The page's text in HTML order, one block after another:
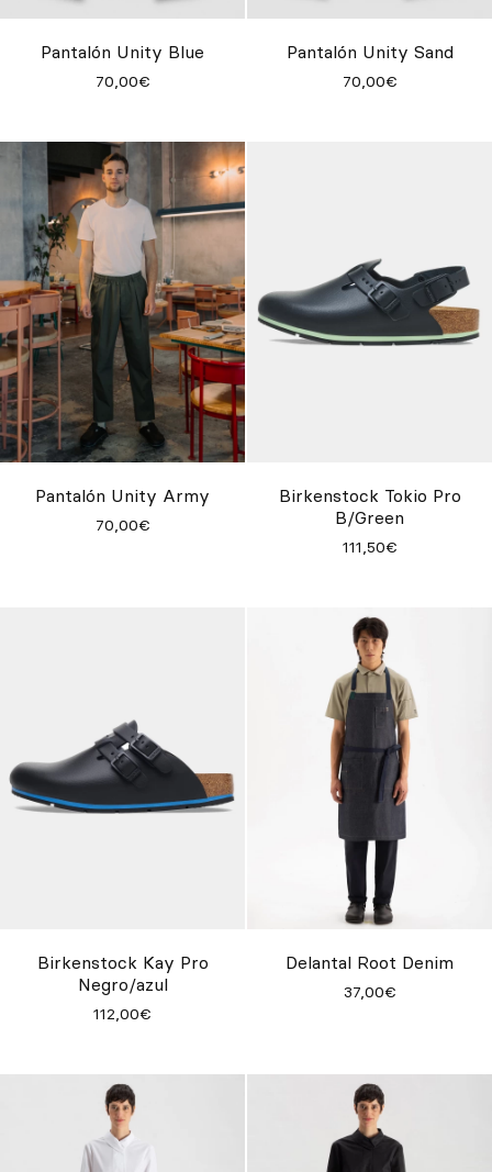
Pantalón Unity Blue
70,00€
Pantalón Unity Sand
70,00€
Pantalón Unity Army
70,00€
Birkenstock Tokio Pro
B/Green
111,50€
Birkenstock Kay Pro
Negro/azul
112,00€
Delantal Root Denim
37,00€